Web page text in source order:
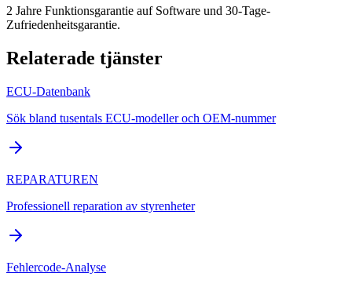
2 Jahre Funktionsgarantie auf Software und 30-Tage-
Zufriedenheitsgarantie.
Relaterade tjänster
ECU-Datenbank
Sök bland tusentals ECU-modeller och OEM-nummer
REPARATUREN
Professionell reparation av styrenheter
Fehlercode-Analyse